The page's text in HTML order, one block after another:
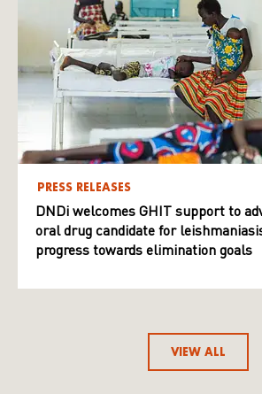
PRESS RELEASES
DNDi welcomes GHIT support to
oral drug candidate for
progress towards elimination goals
VIEW ALL